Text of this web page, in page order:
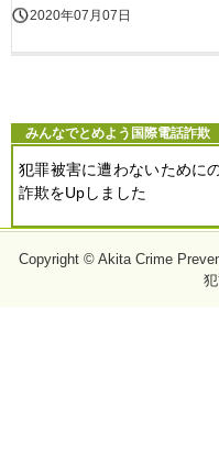
2020年07月07日
みんなでとめよう国際電話詐欺
犯罪被害に遭わないために
詐欺をUpしました
Copyright © Akita Crime